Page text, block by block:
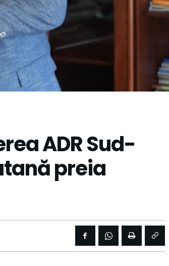
ADR Sud-
preia